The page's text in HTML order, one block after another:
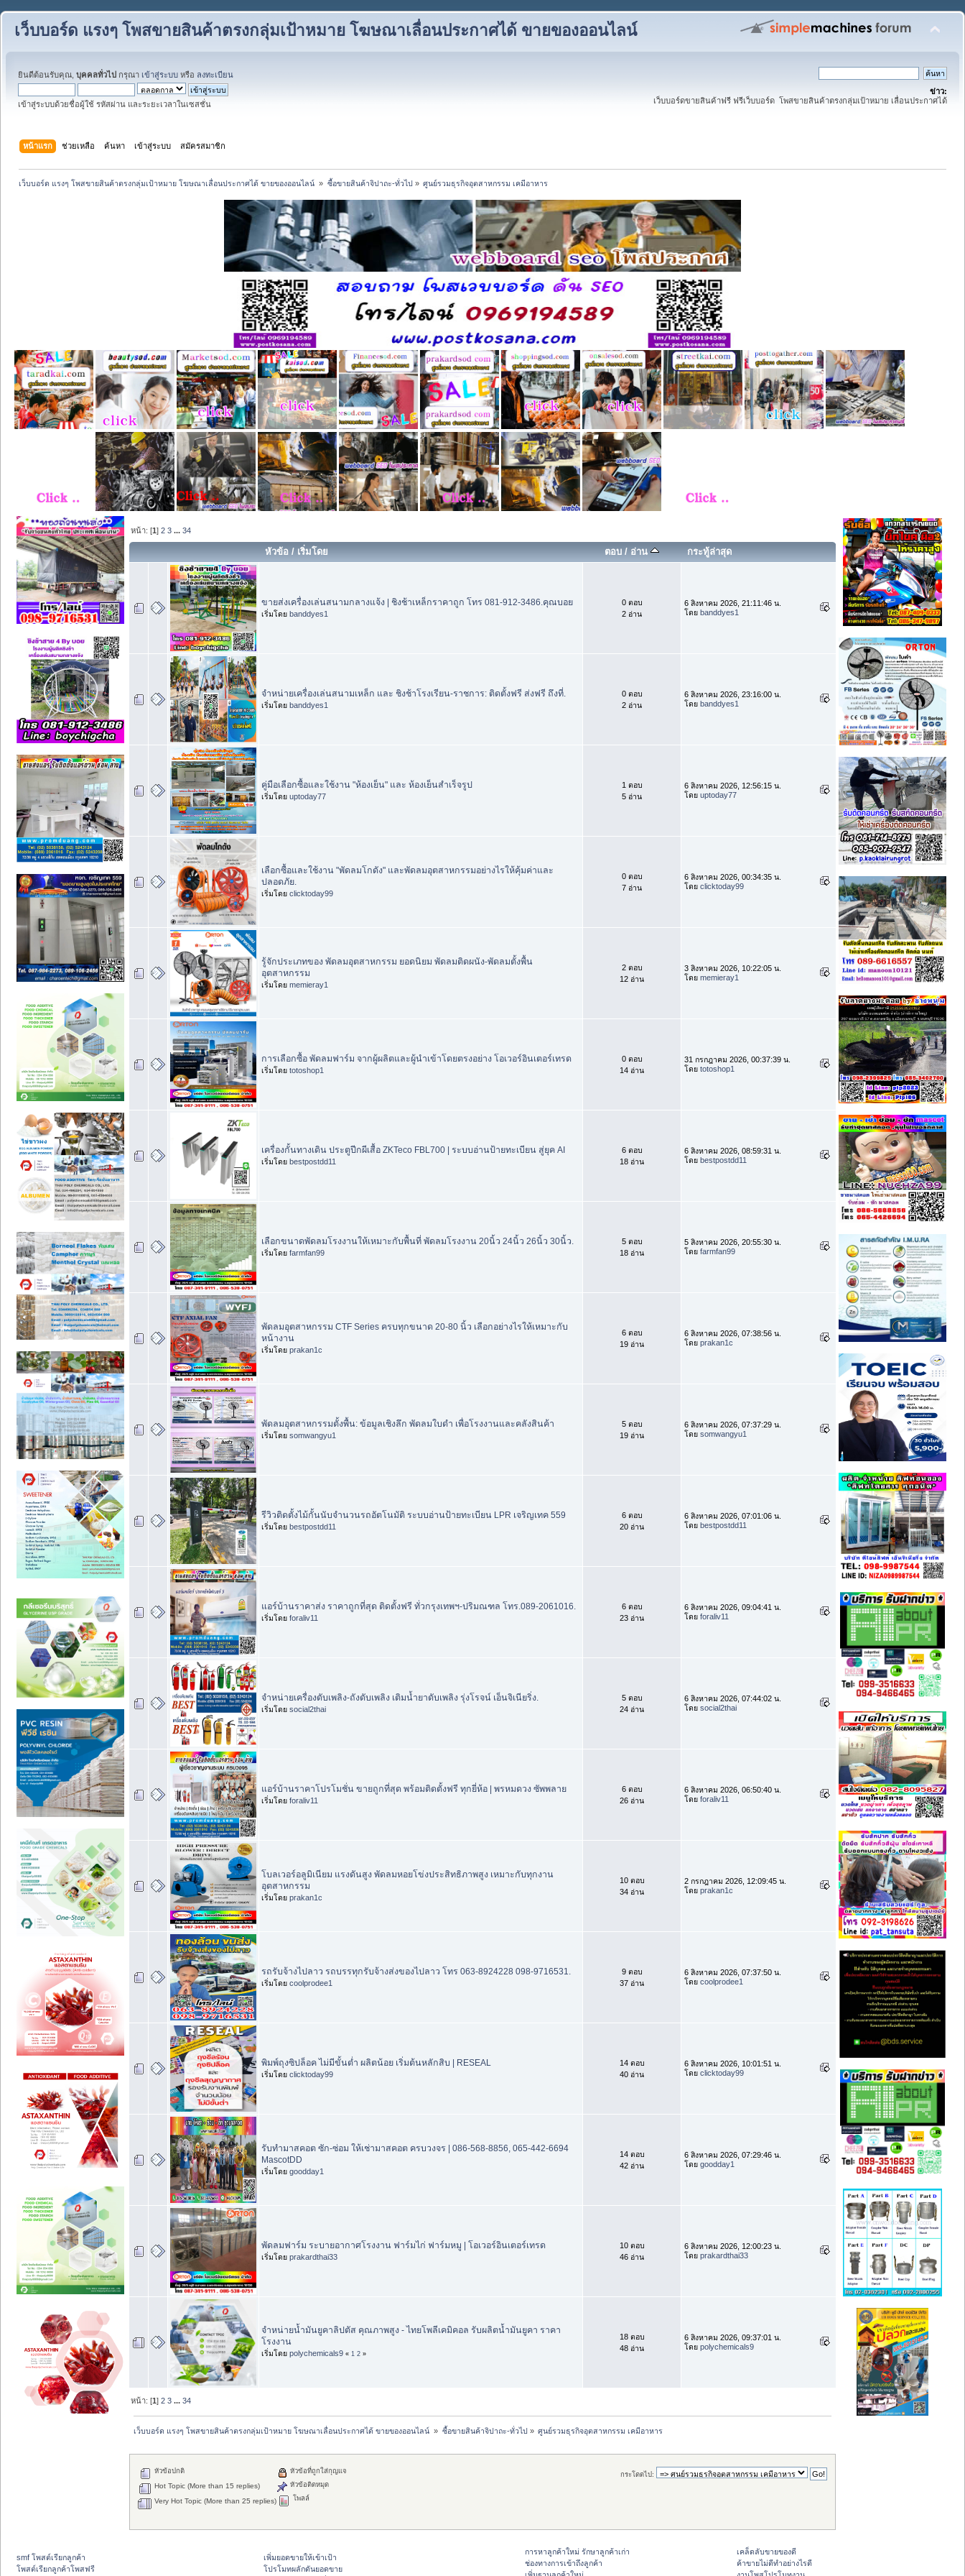
เว็บบอร์ด แรงๆ โพสขายสินค้าตรงกลุ่มเป้าหมาย โฆษณาเลื่อนประกาศได้ ขายของออนไลน์
ยินดีต้อนรับคุณ, บุคคลทั่วไป กรุณา เข้าสู่ระบบ หรือ ลงทะเบียน
เข้าสู่ระบบด้วยชื่อผู้ใช้ รหัสผ่าน และระยะเวลาในเซสชั่น
ข่าว:
เว็บบอร์ดขายสินค้าฟรี ฟรีเว็บบอร์ด โพสขายสินค้าตรงกลุ่มเป้าหมาย เลื่อนประกาศได้
หน้าแรก ช่วยเหลือ ค้นหา เข้าสู่ระบบ สมัครสมาชิก
เว็บบอร์ด แรงๆ โพสขายสินค้าตรงกลุ่มเป้าหมาย โฆษณาเลื่อนประกาศได้ ขายของออนไลน์ » ซื้อขายสินค้าจิปาถะ-ทั่วไป» ศูนย์รวมธุรกิจอุตสาหกรรม เคมีอาหาร
หน้า: [1]2 3 ...34
หัวข้อ / เริ่มโดย ตอบ/ อ่าน กระทู้ล่าสุด
ขายส่งเครื่องเล่นสนามกลางแจ้ง | ชิงช้าเหล็กราคาถูก โทร 081-912-3486.คุณบอย
เริ่มโดย banddyes1
0 ตอบ
2 อ่าน
6 สิงหาคม 2026, 21:11:46 น.
โดย banddyes1
จำหน่ายเครื่องเล่นสนามเหล็ก และ ชิงช้าโรงเรียน-ราชการ: ติดตั้งฟรี ส่งฟรี ถึงที่.
เริ่มโดย banddyes1
0 ตอบ
2 อ่าน
6 สิงหาคม 2026, 23:16:00 น.
โดย banddyes1
คู่มือเลือกซื้อและใช้งาน "ห้องเย็น" และ ห้องเย็นสำเร็จรูป
เริ่มโดย uptoday77
1 ตอบ
5 อ่าน
6 สิงหาคม 2026, 12:56:15 น.
โดย uptoday77
เลือกซื้อและใช้งาน "พัดลมโกดัง" และพัดลมอุตสาหกรรมอย่างไรให้คุ้มค่าและ
ปลอดภัย.
เริ่มโดย clicktoday99
0 ตอบ
7 อ่าน
6 สิงหาคม 2026, 00:34:35 น.
โดย clicktoday99
รู้จักประเภทของ พัดลมอุตสาหกรรม ยอดนิยม พัดลมติดผนัง-พัดลมตั้งพื้น
อุตสาหกรรม
เริ่มโดย memieray1
2 ตอบ
12 อ่าน
3 สิงหาคม 2026, 10:22:05 น.
โดย memieray1
การเลือกซื้อ พัดลมฟาร์ม จากผู้ผลิตและผู้นำเข้าโดยตรงอย่าง โอเวอร์อินเตอร์เทรด
เริ่มโดย totoshop1
0 ตอบ
14 อ่าน
31 กรกฎาคม 2026, 00:37:39 น.
โดย totoshop1
เครื่องกั้นทางเดิน ประตูปีกผีเสื้อ ZKTeco FBL700 | ระบบอ่านป้ายทะเบียน สู่ยุค AI
เริ่มโดย bestpostdd11
6 ตอบ
18 อ่าน
6 สิงหาคม 2026, 08:59:31 น.
โดย bestpostdd11
เลือกขนาดพัดลมโรงงานให้เหมาะกับพื้นที่ พัดลมโรงงาน 20นิ้ว 24นิ้ว 26นิ้ว 30นิ้ว.
เริ่มโดย farmfan99
5 ตอบ
18 อ่าน
5 สิงหาคม 2026, 20:55:30 น.
โดย farmfan99
พัดลมอุตสาหกรรม CTF Series ครบทุกขนาด 20-80 นิ้ว เลือกอย่างไรให้เหมาะกับ
หน้างาน
เริ่มโดย prakan1c
6 ตอบ
19 อ่าน
6 สิงหาคม 2026, 07:38:56 น.
โดย prakan1c
พัดลมอุตสาหกรรมตั้งพื้น: ข้อมูลเชิงลึก พัดลมใบดำ เพื่อโรงงานและคลังสินค้า
เริ่มโดย somwangyu1
5 ตอบ
19 อ่าน
6 สิงหาคม 2026, 07:37:29 น.
โดย somwangyu1
รีวิวติดตั้งไม้กั้นนับจำนวนรถอัตโนมัติ ระบบอ่านป้ายทะเบียน LPR เจริญเทค 559
เริ่มโดย bestpostdd11
6 ตอบ
20 อ่าน
6 สิงหาคม 2026, 07:01:06 น.
โดย bestpostdd11
แอร์บ้านราคาส่ง ราคาถูกที่สุด ติดตั้งฟรี ทั่วกรุงเทพฯ-ปริมณฑล โทร.089-2061016.
เริ่มโดย foraliv11
6 ตอบ
23 อ่าน
6 สิงหาคม 2026, 09:04:41 น.
โดย foraliv11
จำหน่ายเครื่องดับเพลิง-ถังดับเพลิง เติมน้ำยาดับเพลิง รุ่งโรจน์ เอ็นจิเนียริ่ง.
เริ่มโดย social2thai
5 ตอบ
24 อ่าน
6 สิงหาคม 2026, 07:44:02 น.
โดย social2thai
แอร์บ้านราคาโปรโมชั่น ขายถูกที่สุด พร้อมติดตั้งฟรี ทุกยี่ห้อ | พรหมดวง ซัพพลาย
เริ่มโดย foraliv11
6 ตอบ
26 อ่าน
6 สิงหาคม 2026, 06:50:40 น.
โดย foraliv11
โบลเวอร์อลูมิเนียม แรงดันสูง พัดลมหอยโข่งประสิทธิภาพสูง เหมาะกับทุกงาน
อุตสาหกรรม
เริ่มโดย prakan1c
10 ตอบ
34 อ่าน
2 กรกฎาคม 2026, 12:09:45 น.
โดย prakan1c
รถรับจ้างไปลาว รถบรรทุกรับจ้างส่งของไปลาว โทร 063-8924228 098-9716531.
เริ่มโดย coolprodee1
9 ตอบ
37 อ่าน
6 สิงหาคม 2026, 07:37:50 น.
โดย coolprodee1
พิมพ์ถุงซิปล็อค ไม่มีขั้นต่ำ ผลิตน้อย เริ่มต้นหลักสิบ | RESEAL
เริ่มโดย clicktoday99
14 ตอบ
40 อ่าน
6 สิงหาคม 2026, 10:01:51 น.
โดย clicktoday99
รับทำมาสคอต ซัก-ซ่อม ให้เช่ามาสคอต ครบวงจร | 086-568-8856, 065-442-6694
MascotDD
เริ่มโดย goodday1
14 ตอบ
42 อ่าน
6 สิงหาคม 2026, 07:29:46 น.
โดย goodday1
พัดลมฟาร์ม ระบายอากาศโรงงาน ฟาร์มไก่ ฟาร์มหมู | โอเวอร์อินเตอร์เทรด
เริ่มโดย prakardthai33
10 ตอบ
46 อ่าน
6 สิงหาคม 2026, 12:00:23 น.
โดย prakardthai33
จำหน่ายน้ำมันยูคาลิปตัส คุณภาพสูง - ไทยโพลีเคมิคอล รับผลิตน้ำมันยูคา ราคา
โรงงาน
เริ่มโดย polychemicals9 « 1 2 »
18 ตอบ
48 อ่าน
6 สิงหาคม 2026, 09:37:01 น.
โดย polychemicals9
หน้า: [1]2 3 ...34
เว็บบอร์ด แรงๆ โพสขายสินค้าตรงกลุ่มเป้าหมาย โฆษณาเลื่อนประกาศได้ ขายของออนไลน์ » ซื้อขายสินค้าจิปาถะ-ทั่วไป» ศูนย์รวมธุรกิจอุตสาหกรรม เคมีอาหาร
กระโดดไป:
หัวข้อปกติ
Hot Topic (More than 15 replies)
Very Hot Topic (More than 25 replies)
หัวข้อที่ถูกใส่กุญแจ
หัวข้อติดหมุด
โพลล์
smf โพสต์เรียกลูกค้า
โพสต์เรียกลูกค้าโพสฟรี
เพิ่มยอดขายให้เข้าเป้า
โปรโมทผลักดันยอดขาย
การหาลูกค้าใหม่ รักษาลูกค้าเก่า
ช่องทางการเข้าถึงลูกค้า
เคล็ดลับขายของดี
ค้าขายไม่ดีทำอย่างไรดี